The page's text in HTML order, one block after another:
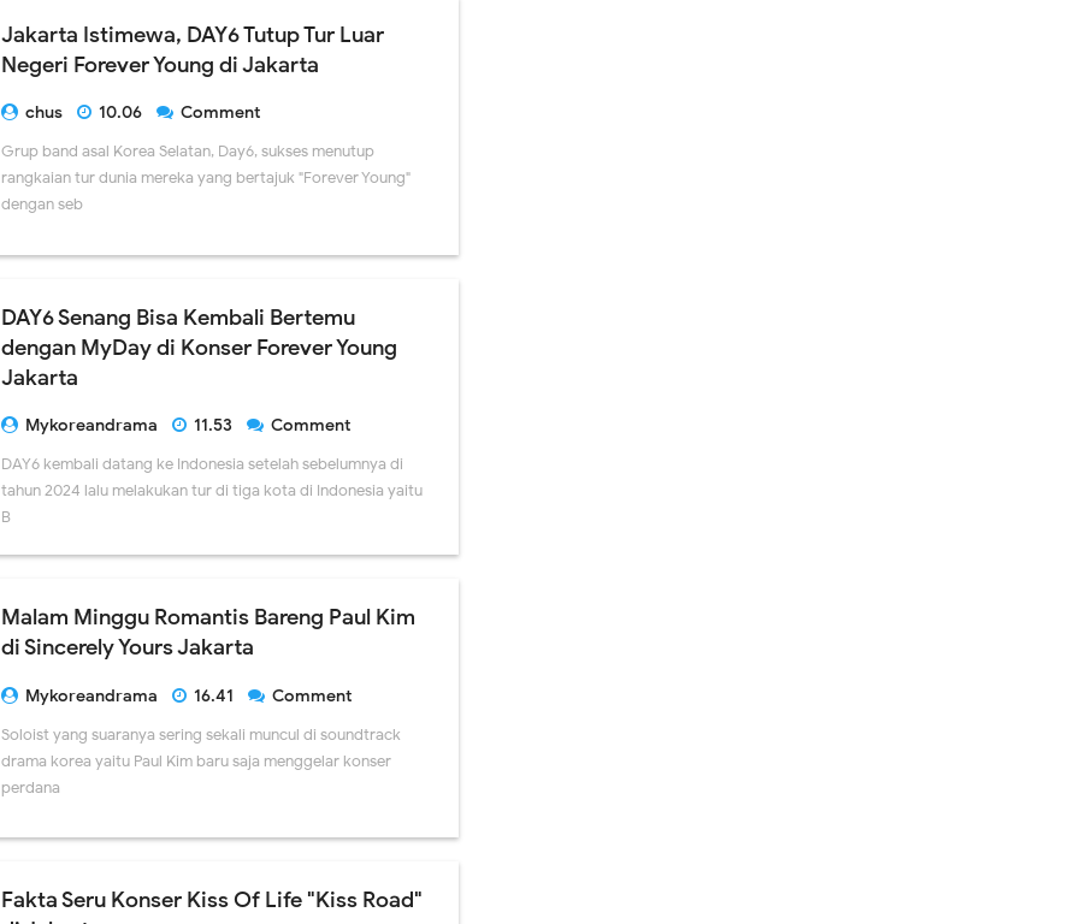
Jakarta Istimewa, DAY6 Tutup Tur Luar
Negeri Forever Young di Jakarta
chus 10.06
Comment
Grup band asal Korea Selatan, Day6, sukses menutup
rangkaian tur dunia mereka yang bertajuk "Forever Young"
dengan seb
DAY6 Senang Bisa Kembali Bertemu
dengan MyDay di Konser Forever Young
Jakarta
Mykoreandrama 11.53
Comment
DAY6 kembali datang ke Indonesia setelah sebelumnya di
tahun 2024 lalu melakukan tur di tiga kota di Indonesia yaitu
B
Malam Minggu Romantis Bareng Paul Kim
di Sincerely Yours Jakarta
Mykoreandrama 16.41
Comment
Soloist yang suaranya sering sekali muncul di soundtrack
drama korea yaitu Paul Kim baru saja menggelar konser
perdana
Fakta Seru Konser Kiss Of Life "Kiss Road"